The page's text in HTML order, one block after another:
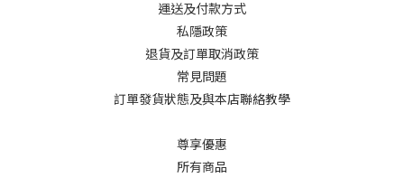
運送及付款方式
私隱政策
退貨及訂單取消政策
常見問題
訂單發貨狀態及與本店聯絡教學
尊享優惠
所有商品